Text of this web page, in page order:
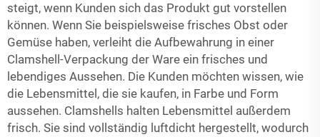
steigt, wenn Kunden sich das Produkt gut vorstellen
können. Wenn Sie beispielsweise frisches Obst oder
Gemüse haben, verleiht die Aufbewahrung in einer
Clamshell-Verpackung der Ware ein frisches und
lebendiges Aussehen. Die Kunden möchten wissen, wie
die Lebensmittel, die sie kaufen, in Farbe und Form
aussehen. Clamshells halten Lebensmittel außerdem
frisch. Sie sind vollständig luftdicht hergestellt, wodurch